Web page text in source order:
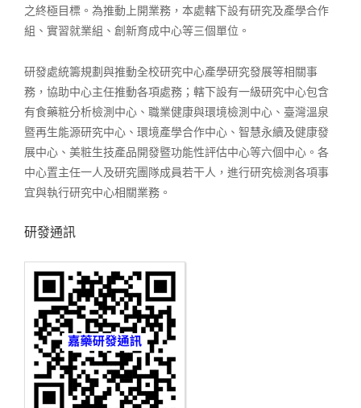
之終極目標。為推動上開業務，本處轄下設有研究及產學合作
組、實習就業組、創新育成中心等三個單位。
研發處統籌規劃與推動全校研究中心產學研究發展等相關事
務，協助中心主任推動各項處務；轄下設有一級研究中心包含
有食藥粧分析檢測中心、職業健康與環境檢測中心、臺灣溫泉
暨再生能源研究中心、環境產學合作中心、智慧永續及健康發
展中心、美粧生技產品開發暨功能性評估中心等六個中心。各
中心置主任一人及研究團隊成員若干人，進行研究檢測各項事
宜與執行研究中心相關業務。
研發通訊